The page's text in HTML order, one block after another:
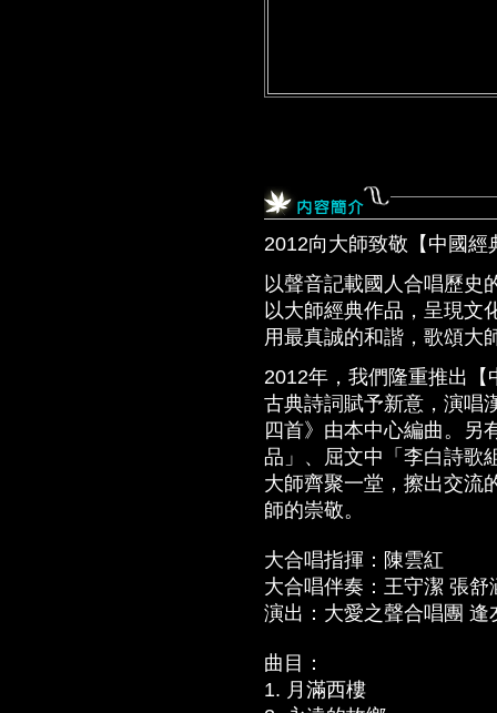
2012向大師致敬【中國
以聲音記載國人合唱歷史
以大師經典作品，呈現文
用最真誠的和諧，歌頌大
2012年，我們隆重推出
古典詩詞賦予新意，演唱
四首》由本中心編曲。另
品」、屈文中「李白詩歌
大師齊聚一堂，擦出交流
師的崇敬。
大合唱指揮：陳雲紅
大合唱伴奏：王守潔 張舒
演出：大愛之聲合唱團
曲目：
1. 月滿西樓